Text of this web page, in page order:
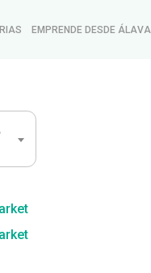
EMPRENDE DESDE ÁLAVA